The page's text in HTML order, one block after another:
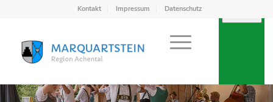
Kontakt Impressum Datenschutz